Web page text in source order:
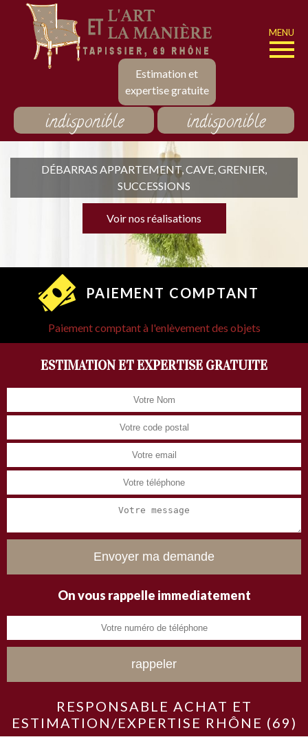
Estimation et
expertise gratuite
MENU
indisponible indisponible
DÉBARRAS APPARTEMENT, CAVE, GRENIER,
SUCCESSIONS
Voir nos réalisations
PAIEMENT COMPTANT
Paiement comptant à l'enlèvement des objets
ESTIMATION ET EXPERTISE GRATUITE
On vous rappelle immediatement
RESPONSABLE ACHAT ET
ESTIMATION/EXPERTISE RHÔNE (69)